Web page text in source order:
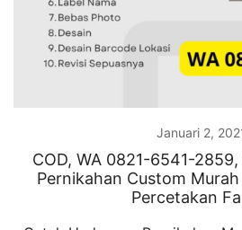
Januari 2,
COD, WA 0821-6541-
Pernikahan Custom
Percetakan